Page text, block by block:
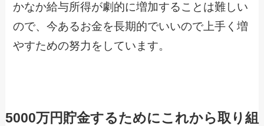
かなか給与所得が劇的に増加することは難しい
ので、今あるお金を長期的でいいので上手く増
やすための努力をしています。
5000万円貯金するためにこれから取り組